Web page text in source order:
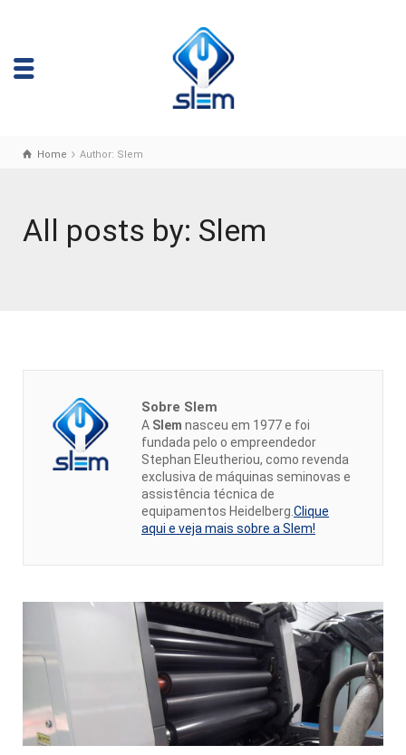
Home Author: Slem
All posts by: Slem
Sobre Slem
A Slem nasceu em 1977 e foi
fundada pelo o empreendedor
Stephan Eleutheriou, como revenda
exclusiva de máquinas seminovas e
assistência técnica de
equipamentos Heidelberg. Clique
aqui e veja mais sobre a Slem!